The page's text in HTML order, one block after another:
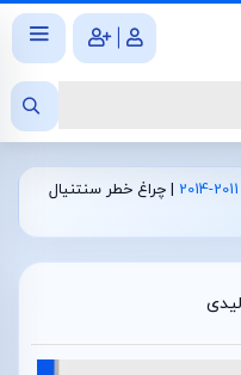
|
| چراغ خطر سنتنیال